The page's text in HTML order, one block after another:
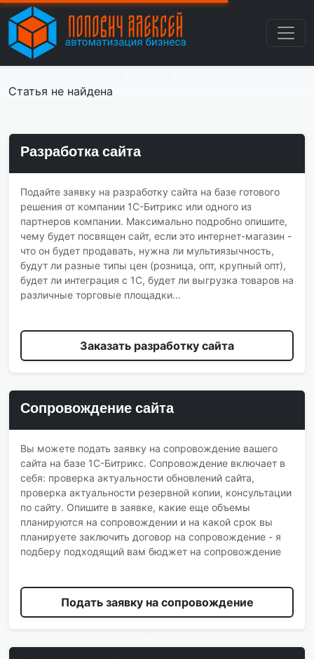
Статья не найдена
Разработка сайта
Подайте заявку на разработку сайта на базе готового
решения от компании 1С-Битрикс или одного из
партнеров компании. Максимально подробно опишите,
чему будет посвящен сайт, если это интернет-магазин -
что он будет продавать, нужна ли мультиязычность,
будут ли разные типы цен (розница, опт, крупный опт),
будет ли интеграция с 1С, будет ли выгрузка товаров на
различные торговые площадки...
Заказать разработку сайта
Сопровождение сайта
Вы можете подать заявку на сопровождение вашего
сайта на базе 1С-Битрикс. Сопровождение включает в
себя: проверка актуальности обновлений сайта,
проверка актуальности резервной копии, консультации
по сайту. Опишите в заявке, какие еще объемы
планируются на сопровождении и на какой срок вы
планируете заключить договор на сопровождение - я
подберу подходящий вам бюджет на сопровождение
Подать заявку на сопровождение